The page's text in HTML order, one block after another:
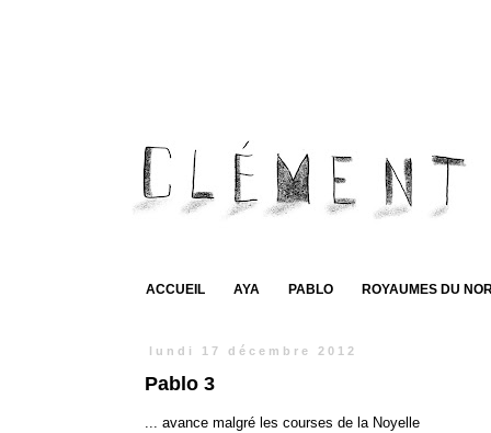
ACCUEIL AYA PABLO ROYAUMES DU
lundi 17 décembre 2012
Pablo 3
... avance malgré les courses de la Noyelle